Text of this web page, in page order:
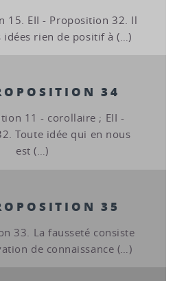
15. EII - Proposition 32. Il
idées rien de positif à (…)
34
11 - corollaire ; EII -
Toute idée qui en nous
est (…)
35
33. La fausseté consiste
de connaissance (…)